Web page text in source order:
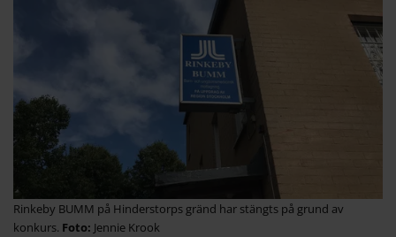
Rinkeby BUMM på Hinderstorps gränd har stängts på grund av
konkurs.
Jennie Krook